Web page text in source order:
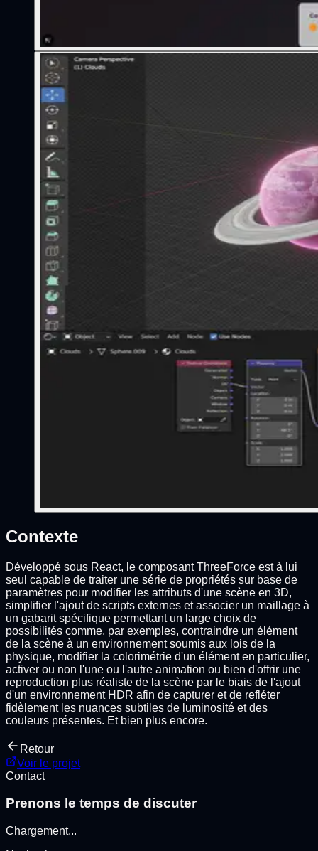
Contexte
Développé sous React, le composant ThreeForce est à lui
seul capable de traiter une série de propriétés sur base de
paramètres pour modifier les attributs d'une scène en 3D,
simplifier l'ajout de scripts externes et associer un maillage à
un gabarit spécifique permettant un large choix de
possibilités comme, par exemples, contraindre un élément
de la scène à un environnement soumis aux lois de la
physique, modifier la colorimétrie d'un élément en particulier,
activer ou non l'une ou l'autre animation ou bien d'offrir une
reproduction plus réaliste de la scène par le biais de l'ajout
d'un environnement HDR afin de capturer et de refléter
fidèlement les nuances subtiles de luminosité et des
couleurs présentes. Et bien plus encore.
Retour
Voir le projet
Contact
Prenons le temps de discuter
Chargement...